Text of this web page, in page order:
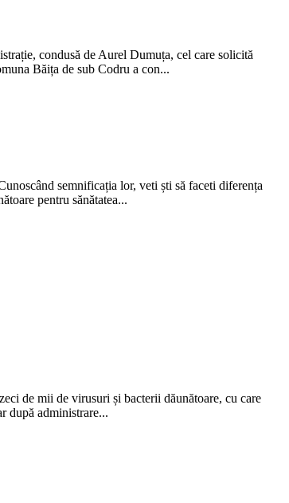
condusă de Aurel Dumuța, cel care solicită
Băița de sub Codru a con...
semnificația lor, veti ști să faceti diferența
pentru sănătatea...
de mii de virusuri și bacterii dăunătoare, cu care
după administrare...